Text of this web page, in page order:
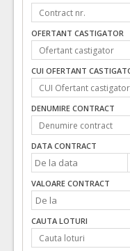
OFERTANT CASTIGATOR
CUI OFERTANT
DENUMIRE CONTRACT
DATA CONTRACT
VALOARE CONTRACT
CAUTA LOTURI